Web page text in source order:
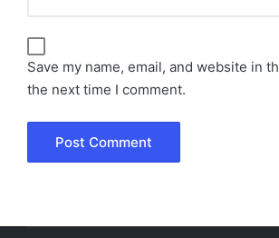
Save my name, email, and website in
the next time I comment.